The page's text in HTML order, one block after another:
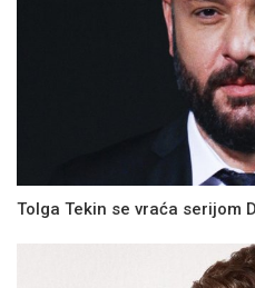
Tolga Tekin se vraća serijom